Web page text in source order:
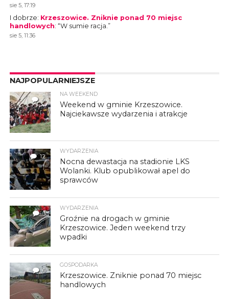
sie 5, 17:19
I dobrze: Krzeszowice. Zniknie ponad 70 miejsc
handlowych: “W sumie racja. ”
sie 5, 11:36
NAJPOPULARNIEJSZE
4
NA WEEKEND
Weekend w gminie Krzeszowice.
Najciekawsze wydarzenia i atrakcje
12
WYDARZENIA
Nocna dewastacja na stadionie LKS
Wolanki. Klub opublikował apel do
sprawców
3
WYDARZENIA
Groźnie na drogach w gminie
Krzeszowice. Jeden weekend trzy
wpadki
6
GOSPODARKA
Krzeszowice. Zniknie ponad 70 miejsc
handlowych